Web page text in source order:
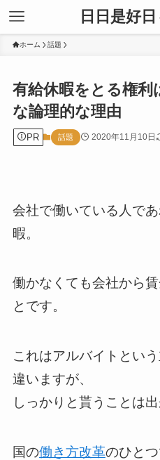
日日是好
ホーム 話題
有給休暇をとる権利
な論理的な理由
PR 話題 2020年11月10日
会社で働いている人で
暇。
働かなくても会社から
とです。
これはアルバイトとい
違いますが、
しっかりと貰うことは出
国の働き方改革のひとつ